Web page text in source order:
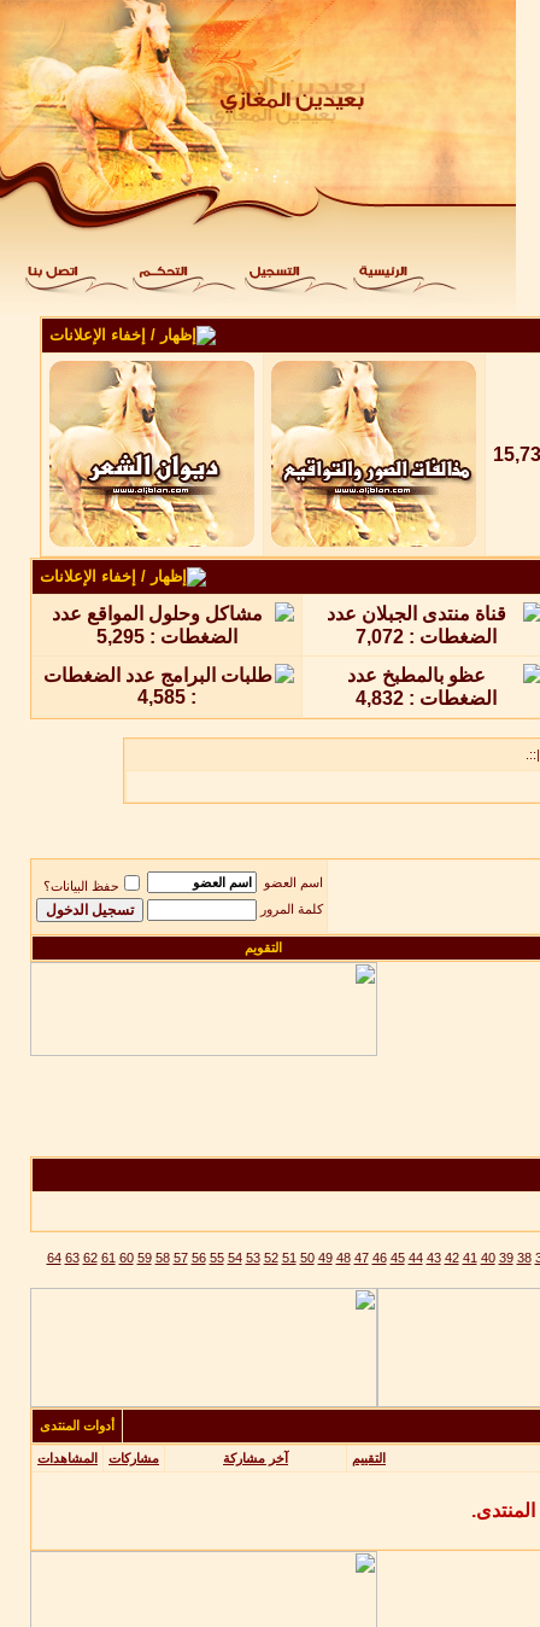
اسم العضو
حفظ البيانات؟
كلمة المرور
التقويم
38
39
40
41
42
43
44
45
46
47
48
49
50
51
52
53
54
55
56
57
58
59
60
61
62
63
64
أدوات المنتدى
التقييم آخر مشاركة مشاركات المشاهدات